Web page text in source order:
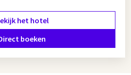
het hotel
boeken